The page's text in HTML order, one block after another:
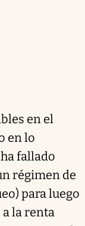
en el
en lo
fallado
régimen de
para luego
la renta